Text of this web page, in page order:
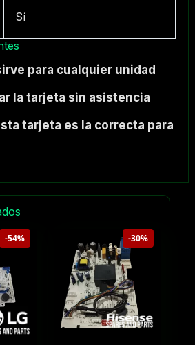
Sí
para cualquier unidad
la tarjeta sin asistencia
tarjeta es la correcta para
-54% -30%